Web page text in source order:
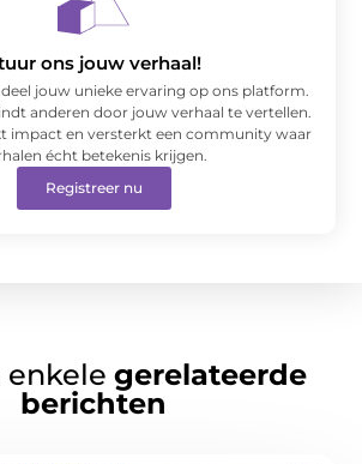
ons jouw verhaal!
jouw unieke ervaring op ons platform.
anderen door jouw verhaal te vertellen.
impact en versterkt een community waar
écht betekenis krijgen.
Registreer nu
enkele gerelateerde
berichten